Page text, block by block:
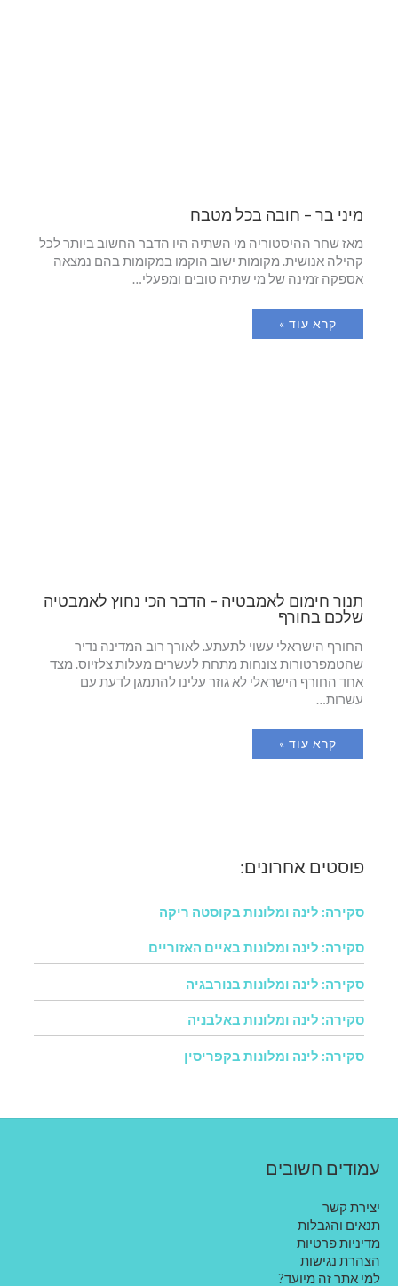
מיני בר – חובה בכל מטבח
מאז שחר ההיסטוריה מי השתיה היו הדבר החשוב ביותר לכל
קהילה אנושית. מקומות ישוב הוקמו במקומות בהם נמצאה
אספקה זמינה של מי שתיה טובים ומפעלי…
קרא עוד »
תנור חימום לאמבטיה – הדבר הכי נחוץ לאמבטיה
שלכם בחורף
החורף הישראלי עשוי לתעתע. לאורך רוב המדינה נדיר
שהטמפרטורות צונחות מתחת לעשרים מעלות צלזיוס. מצד
אחד החורף הישראלי לא גוזר עלינו להתמגן לדעת עם
עשרות…
קרא עוד »
פוסטים אחרונים:
סקירה: לינה ומלונות בקוסטה ריקה
סקירה: לינה ומלונות באיים האזוריים
סקירה: לינה ומלונות בנורבגיה
סקירה: לינה ומלונות באלבניה
סקירה: לינה ומלונות בקפריסין
עמודים חשובים
יצירת קשר
תנאים והגבלות
מדיניות פרטיות
הצהרת נגישות
למי אתר זה מיועד?